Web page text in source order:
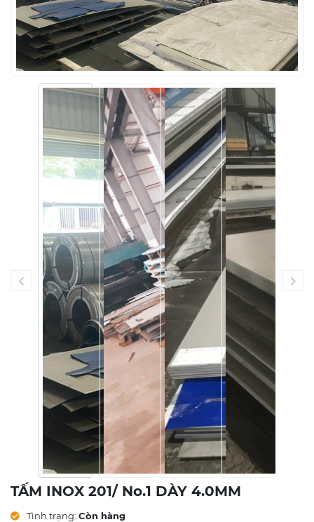
TẤM INOX 201/ No.1 DÀY 4.0MM
Tình trạng: Còn hàng